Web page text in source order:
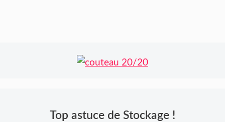
Top astuce de Stockage !